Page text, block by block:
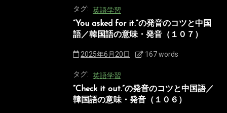
タグ: 英語学習
“You asked for it.”の発音のコツと中国
語／韓国語の意味・発音（１０７）
2025年6月20日 167 words
タグ: 英語学習
“Check it out.”の発音のコツと中国語／
韓国語の意味・発音（１０６）